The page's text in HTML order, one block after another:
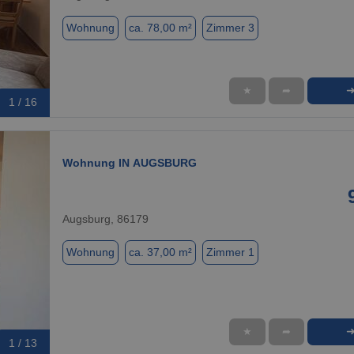
1 / 16
Wohnung ca. 78,00 m² Zimmer 3
★ ➦ ➜
1 / 13
Wohnung IN AUGSBURG
Augsburg, 86179
Wohnung ca. 37,00 m² Zimmer 1
★ ➦ ➜